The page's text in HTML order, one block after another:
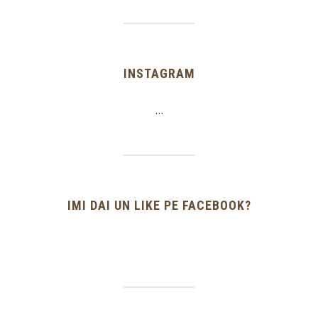
INSTAGRAM
…
IMI DAI UN LIKE PE FACEBOOK?